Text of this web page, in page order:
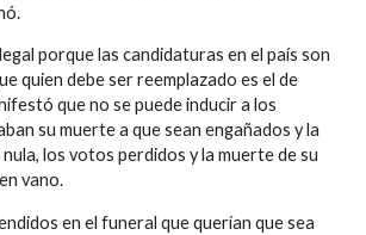
porque las candidaturas en el país son
quien debe ser reemplazado es el de
que no se puede inducir a los
su muerte a que sean engañados y la
los votos perdidos y la muerte de su
vano.
en el funeral que querían que sea